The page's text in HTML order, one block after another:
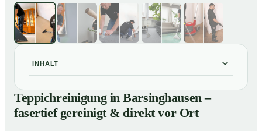
INHALT
01Teppichreinigung in Barsinghausen – fasertief gereinigt
& direkt vor Ort
Unsere Leistungen im Überblick
Teppichreinigung in Barsinghausen –
fasertief gereinigt & direkt vor Ort